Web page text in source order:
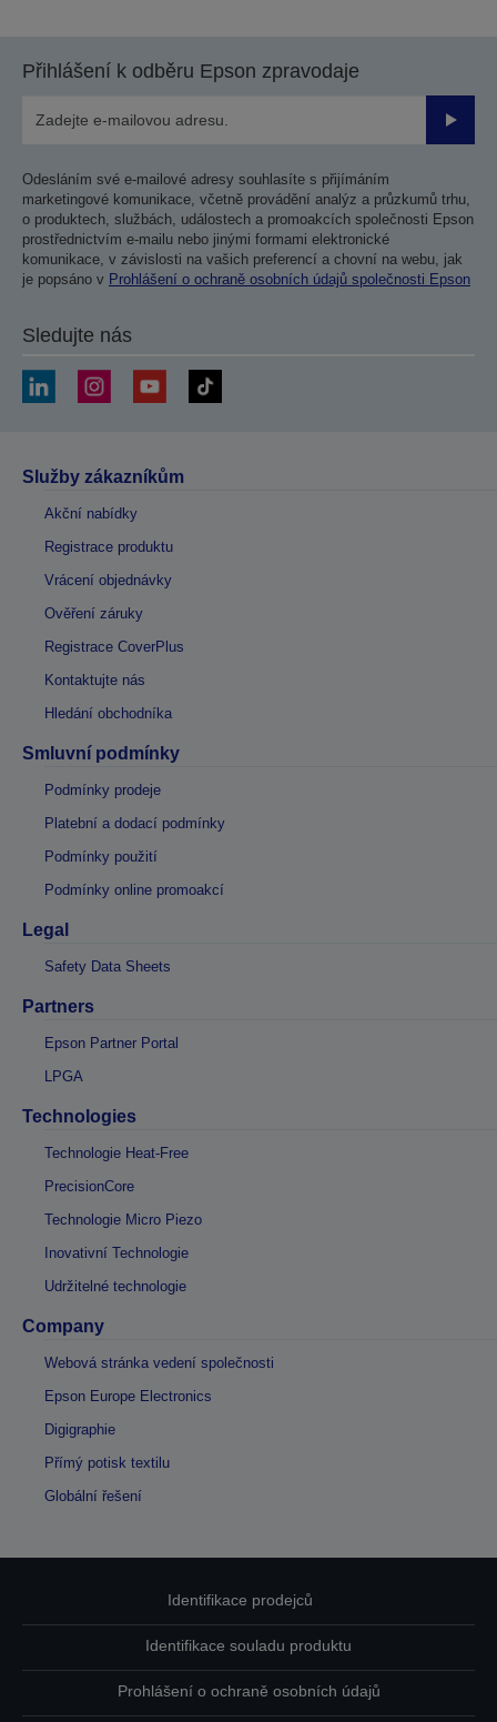
Přihlášení k odběru Epson zpravodaje
Odesláním své e-mailové adresy souhlasíte s přijímáním
marketingové komunikace, včetně provádění analýz a průzkumů trhu,
o produktech, službách, událostech a promoakcích společnosti Epson
prostřednictvím e-mailu nebo jinými formami elektronické
komunikace, v závislosti na vašich preferencí a chovní na webu, jak
je popsáno v Prohlášení o ochraně osobních údajů společnosti Epson
Sledujte nás
Služby zákazníkům
Akční nabídky
Registrace produktu
Vrácení objednávky
Ověření záruky
Registrace CoverPlus
Kontaktujte nás
Hledání obchodníka
Smluvní podmínky
Podmínky prodeje
Platební a dodací podmínky
Podmínky použití
Podmínky online promoakcí
Legal
Safety Data Sheets
Partners
Epson Partner Portal
LPGA
Technologies
Technologie Heat-Free
PrecisionCore
Technologie Micro Piezo
Inovativní Technologie
Udržitelné technologie
Company
Webová stránka vedení společnosti
Epson Europe Electronics
Digigraphie
Přímý potisk textilu
Globální řešení
Identifikace prodejců
Identifikace souladu produktu
Prohlášení o ochraně osobních údajů